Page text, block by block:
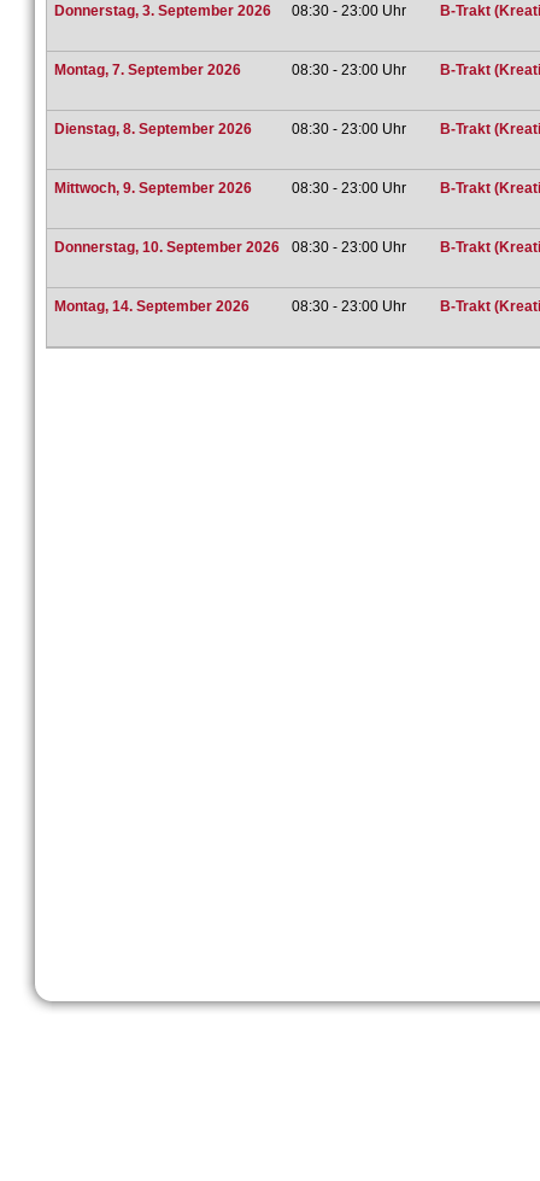
Donnerstag, 3. September 2026 08:30 - 23:00 Uhr B-Trakt
Montag, 7. September 2026 08:30 - 23:00 Uhr B-Trakt
Dienstag, 8. September 2026 08:30 - 23:00 Uhr B-Trakt
Mittwoch, 9. September 2026 08:30 - 23:00 Uhr B-Trakt
Donnerstag, 10. September 2026 08:30 - 23:00 Uhr B-Trakt
Montag, 14. September 2026 08:30 - 23:00 Uhr B-Trakt